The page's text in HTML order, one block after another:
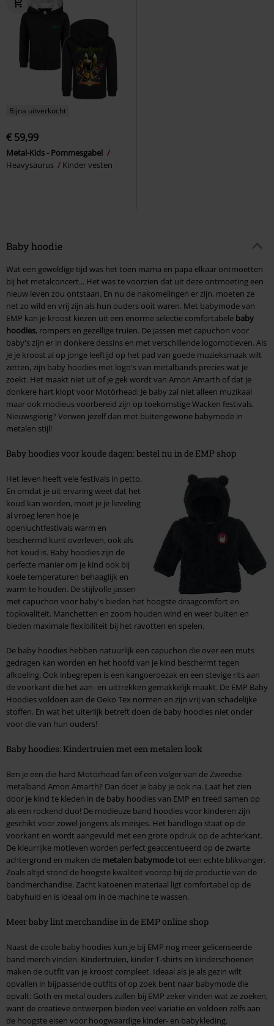
Bijna uitverkocht
€ 59,99
Metal-Kids - Pommesgabel
Heavysaurus
Kinder vesten
Baby hoodie
Wat een geweldige tijd was het toen mama en papa elkaar ontmoetten
bij het metalconcert... Het was te voorzien dat uit deze ontmoeting een
nieuw leven zou ontstaan. En nu de nakomelingen er zijn, moeten ze
net zo wild en vrij zijn als hun ouders ooit waren. Met babymode van
EMP kan je kroost kiezen uit een enorme selectie comfortabele baby
hoodies, rompers en gezellige truien. De jassen met capuchon voor
baby's zijn er in donkere dessins en met verschillende logomotieven. Als
je je kroost al op jonge leeftijd op het pad van goede muzieksmaak wilt
zetten, zijn baby hoodies met logo's van metalbands precies wat je
zoekt. Het maakt niet uit of je gek wordt van Amon Amarth of dat je
donkere hart klopt voor Motörhead: Je baby zal niet alleen muzikaal
maar ook modieus voorbereid zijn op toekomstige Wacken festivals.
Nieuwsgierig? Verwen jezelf dan met buitengewone babymode in
metalen stijl!
Baby hoodies voor koude dagen: bestel nu in de EMP shop
Het leven heeft vele festivals in petto.
En omdat je uit ervaring weet dat het
koud kan worden, moet je je lieveling
al vroeg leren hoe je
openluchtfestivals warm en
beschermd kunt overleven, ook als
het koud is. Baby hoodies zijn de
perfecte manier om je kind ook bij
koele temperaturen behaaglijk en
warm te houden. De stijlvolle jassen
met capuchon voor baby's bieden het hoogste draagcomfort en
topkwaliteit. Manchetten en zoom houden wind en weer buiten en
bieden maximale flexibiliteit bij het ravotten en spelen.
De baby hoodies hebben natuurlijk een capuchon die over een muts
gedragen kan worden en het hoofd van je kind beschermt tegen
afkoeling. Ook inbegrepen is een kangoeroezak en een stevige rits aan
de voorkant die het aan- en uittrekken gemakkelijk maakt. De EMP Baby
Hoodies voldoen aan de Oeko Tex normen en zijn vrij van schadelijke
stoffen. En wat het uiterlijk betreft doen de baby hoodies niet onder
voor die van hun ouders!
Baby hoodies: Kindertruien met een metalen look
Ben je een die-hard Motörhead fan of een volger van de Zweedse
metalband Amon Amarth? Dan doet je baby je ook na. Laat het zien
door je kind te kleden in de baby hoodies van EMP en treed samen op
als een rockend duo! De modieuze band hoodies voor kinderen zijn
geschikt voor zowel jongens als meisjes. Het bandlogo staat op de
voorkant en wordt aangevuld met een grote opdruk op de achterkant.
De kleurrijke motieven worden perfect geaccentueerd op de zwarte
achtergrond en maken de metalen babymodetot een echte blikvanger.
Zoals altijd stond de hoogste kwaliteit voorop bij de productie van de
bandmerchandise. Zacht katoenen materiaal ligt comfortabel op de
babyhuid en is ideaal om in de machine te wassen.
Meer baby lint merchandise in de EMP online shop
Naast de coole baby hoodies kun je bij EMP nog meer gelicenseerde
band merch vinden. Kindertruien, kinder T-shirts en kinderschoenen
maken de outfit van je kroost compleet. Ideaal als je als gezin wilt
opvallen in bijpassende outfits of op zoek bent naar babymode die
opvalt: Goth en metal ouders zullen bij EMP zeker vinden wat ze zoeken,
want de creatieve ontwerpen bieden veel variatie en voldoen zelfs aan
de hoogste eisen voor hoogwaardige kinder- en babykleding.